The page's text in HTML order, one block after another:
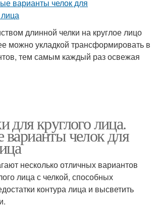
длинной челки на круглое лицо
можно укладкой трансформировать в
тем самым каждый раз освежая
для круглого лица.
челок для
несколько отличных вариантов
лица с челкой, способных
контура лица и высветить